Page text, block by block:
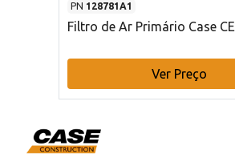
PN 128781A1
Filtro de Ar Primário Case CE
Ver Preço